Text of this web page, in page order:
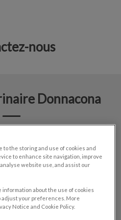
nous
Donnacona
00 – 20 h 00
to the storing and use of cookies and
to enhance site navigation, improve
website use, and assist our
information about the use of cookies
your preferences. More
Notice and Cookie Policy.